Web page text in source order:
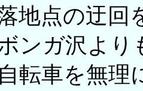
地点の迂回
ンガ沢より
転車を無理